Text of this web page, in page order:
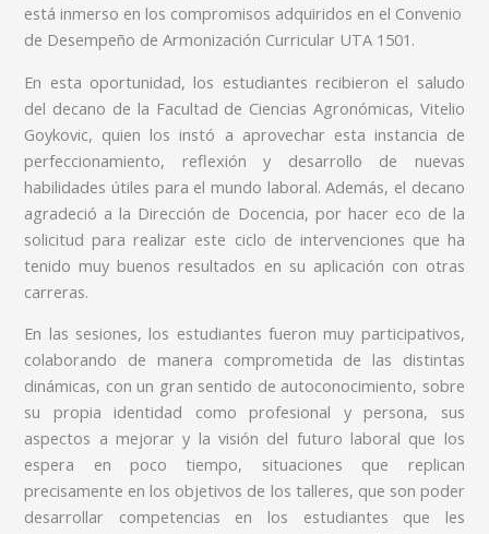
está inmerso en los compromisos adquiridos en el Convenio
de Desempeño de Armonización Curricular UTA 1501.
En esta oportunidad, los estudiantes recibieron el saludo
del decano de la Facultad de Ciencias Agronómicas, Vitelio
Goykovic, quien los instó a aprovechar esta instancia de
perfeccionamiento, reflexión y desarrollo de nuevas
habilidades útiles para el mundo laboral. Además, el decano
agradeció a la Dirección de Docencia, por hacer eco de la
solicitud para realizar este ciclo de intervenciones que ha
tenido muy buenos resultados en su aplicación con otras
carreras.
En las sesiones, los estudiantes fueron muy participativos,
colaborando de manera comprometida de las distintas
dinámicas, con un gran sentido de autoconocimiento, sobre
su propia identidad como profesional y persona, sus
aspectos a mejorar y la visión del futuro laboral que los
espera en poco tiempo, situaciones que replican
precisamente en los objetivos de los talleres, que son poder
desarrollar competencias en los estudiantes que les